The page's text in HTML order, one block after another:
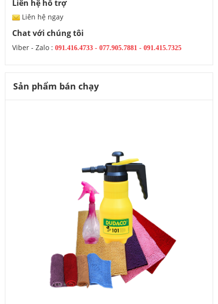
Liên hệ hỗ trợ
Liên hệ ngay
Chat với chúng tôi
Viber - Zalo : 091.416.4733 - 077.905.7881 - 091.415.7325
Sản phẩm bán chạy